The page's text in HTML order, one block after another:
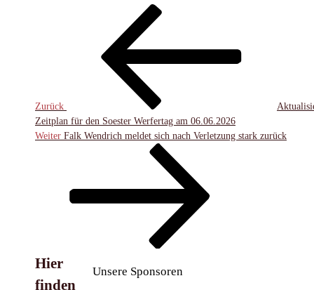
Beitragsnavigation
Zurück
Zeitplan für den Soester Werfertag am 06.06.2026
Nächster
Weiter Falk Wendrich meldet sich nach Verletzung stark zurück
Unsere Sponsoren
Hier
finden